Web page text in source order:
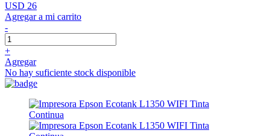
USD 26
Agregar a mi carrito
-
+
Agregar
No hay suficiente stock disponible